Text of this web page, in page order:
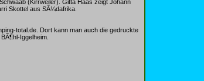
(Kirrweiler). Gitta Haas zeigt Johann
Skottel aus SÃ¼dafrika.
total.de. Dort kann man auch die gedruckte
Iggelheim.